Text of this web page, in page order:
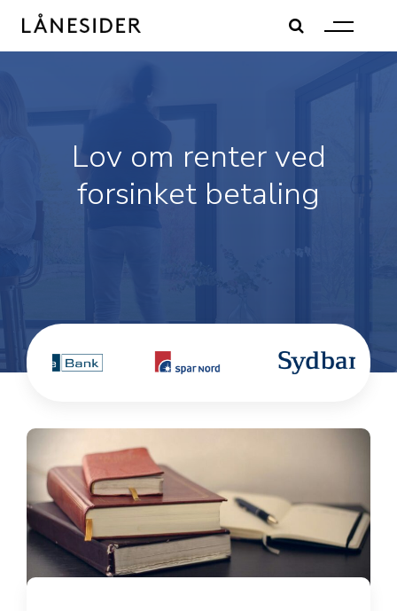
content
Lov om renter ved
forsinket betaling